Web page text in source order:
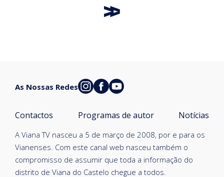
A Viana TV nasceu a 5 de março de 2008, por e para os
Vianenses. Com este canal web nasceu também o
compromisso de assumir que toda a informação do
distrito de Viana do Castelo chegue a todos.
Contactos Programas de autor Notícias
As Nossas Redes